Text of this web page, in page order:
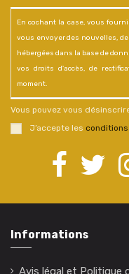
En cochant la case, vous
vous envoyer des nouvelles,
hébergées dans la base de
vos droits d'accès, de
moment.
Vous pouvez vous
J’accepte les
Informations
Avis légal et Politique